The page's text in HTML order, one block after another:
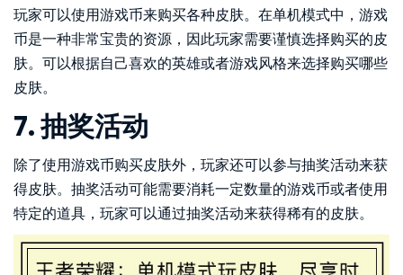
玩家可以使用游戏币来购买各种皮肤。在单机模式中，游戏
币是一种非常宝贵的资源，因此玩家需要谨慎选择购买的皮
肤。可以根据自己喜欢的英雄或者游戏风格来选择购买哪些
皮肤。
7. 抽奖活动
除了使用游戏币购买皮肤外，玩家还可以参与抽奖活动来获
得皮肤。抽奖活动可能需要消耗一定数量的游戏币或者使用
特定的道具，玩家可以通过抽奖活动来获得稀有的皮肤。